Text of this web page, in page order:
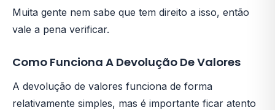
Muita gente nem sabe que tem direito a isso, então
vale a pena verificar.
Como Funciona A Devolução De Valores
A devolução de valores funciona de forma
relativamente simples, mas é importante ficar atento